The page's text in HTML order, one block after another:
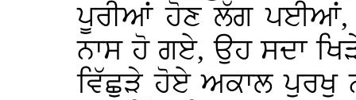
ਪੂਰੀਆਂ ਹੋਣ ਲੱਗ ਪਈਆਂ,
ਨਾਸ ਹੋ ਗਏ, ਉਹ ਸਦਾ
ਵਿੱਛੁੜੇ ਹੋਏ ਅਕਾਲ ਪੁਰਖੁ